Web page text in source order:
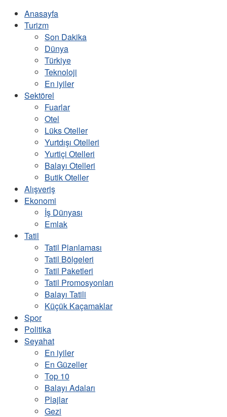
Anasayfa
Turizm
Son Dakika
Dünya
Türkiye
Teknoloji
En iyiler
Sektörel
Fuarlar
Otel
Lüks Oteller
Yurtdışı Otelleri
Yurtiçi Otelleri
Balayı Otelleri
Butik Oteller
Alışveriş
Ekonomi
İş Dünyası
Emlak
Tatil
Tatil Planlaması
Tatil Bölgeleri
Tatil Paketleri
Tatil Promosyonları
Balayı Tatili
Küçük Kaçamaklar
Spor
Politika
Seyahat
En iyiler
En Güzeller
Top 10
Balayı Adaları
Plajlar
Gezi